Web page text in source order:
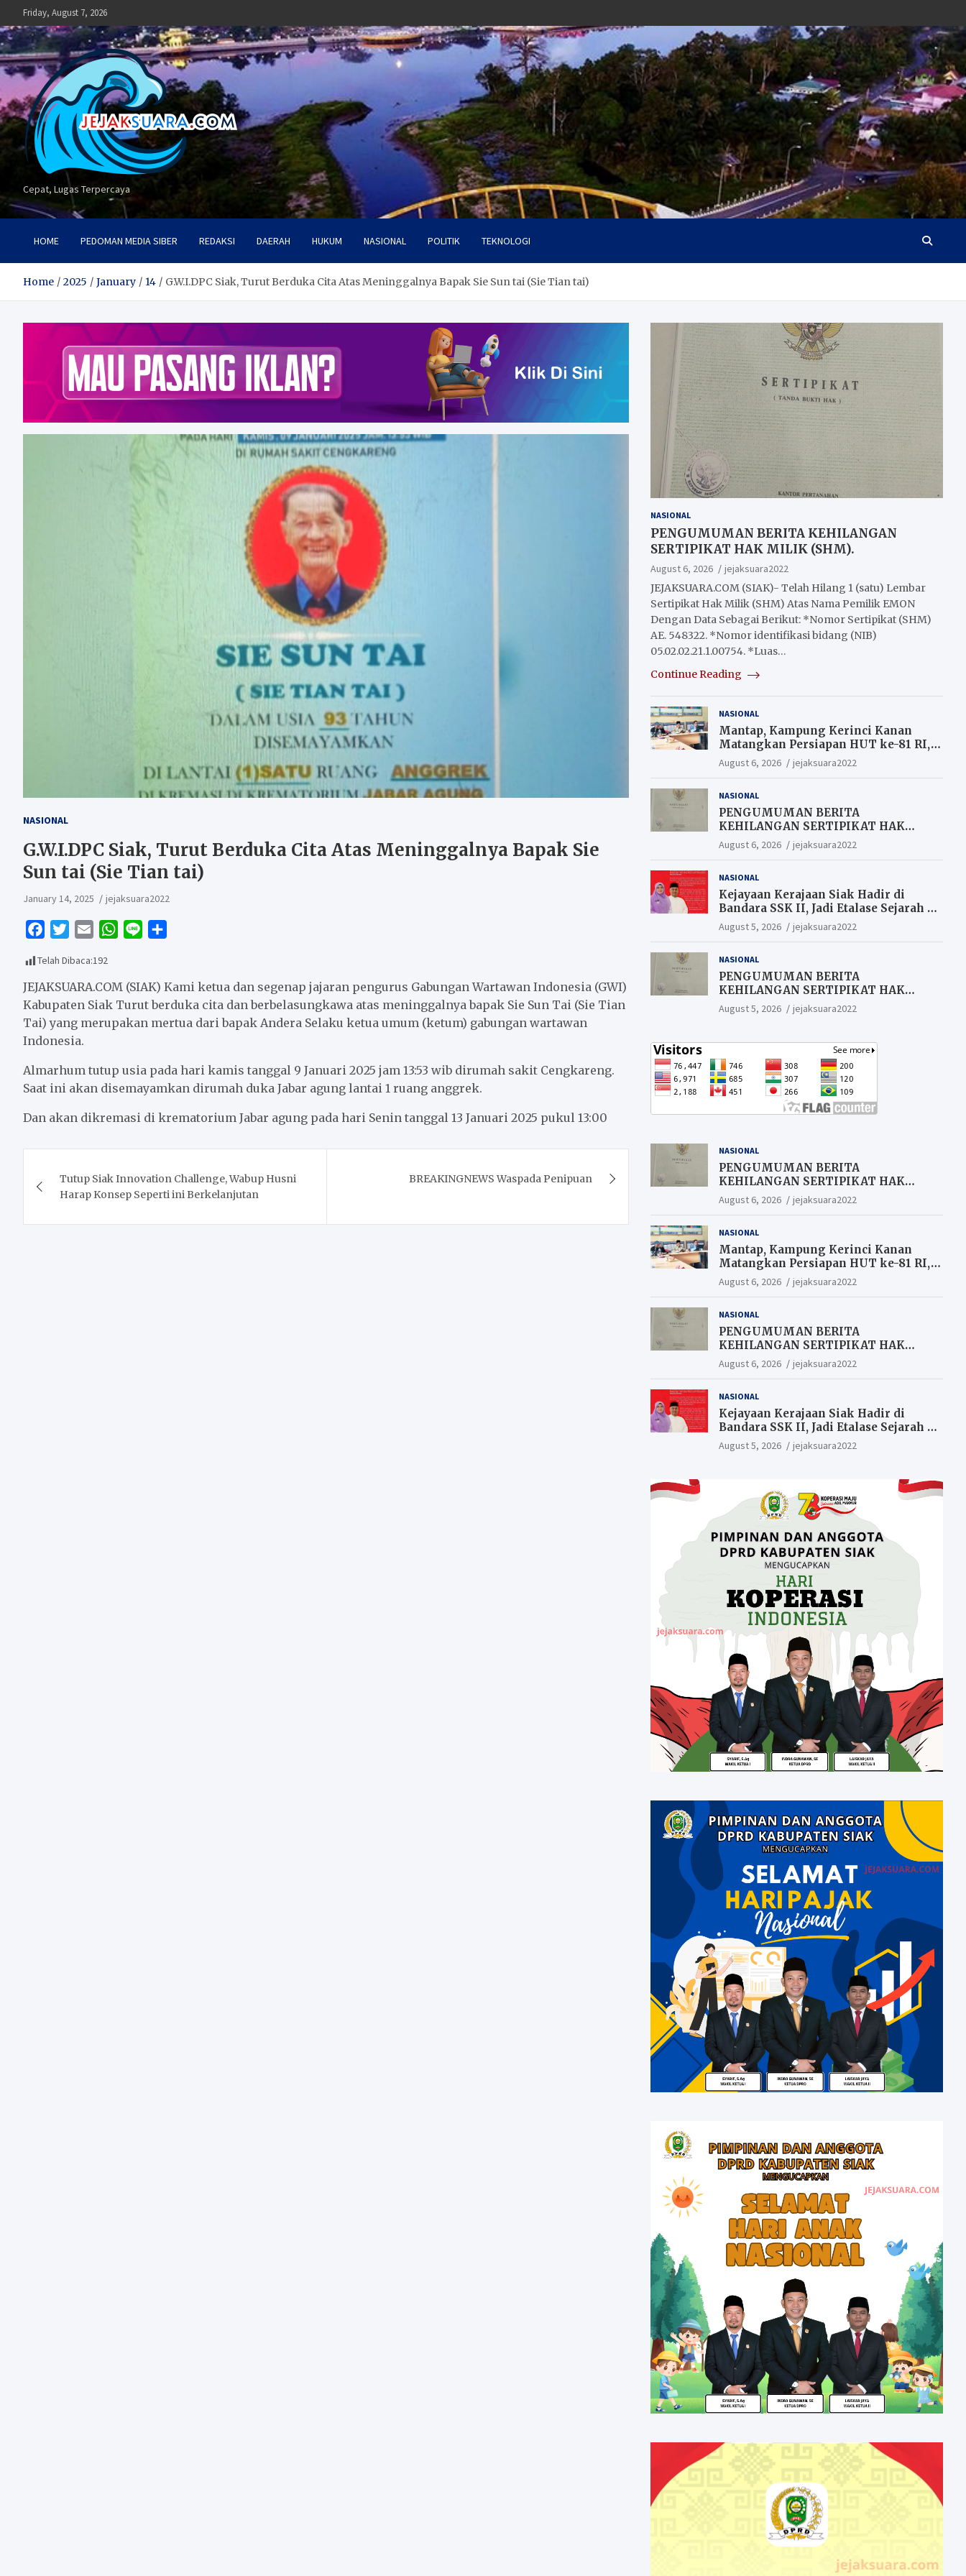
to
content
Friday, August 7, 2026
Cepat, Lugas Terpercaya
HOME PEDOMAN MEDIA SIBER REDAKSI DAERAH HUKUM NASIONAL POLITIK TEKNOLOGI
Home 2025 January 14 G.W.I.DPC Siak, Turut Berduka Cita Atas Meninggalnya Bapak Sie Sun tai (Sie Tian tai)
NASIONAL
G.W.I.DPC Siak, Turut Berduka Cita Atas Meninggalnya Bapak Sie
Sun tai (Sie Tian tai)
January 14, 2025 jejaksuara2022
c
e
b
o
o
i
t
t
e
r
a
i
l
W
t
s
A
e
r
e
Telah Dibaca:192
JEJAKSUARA.COM (SIAK) Kami ketua dan segenap jajaran pengurus Gabungan Wartawan Indonesia (GWI)
Kabupaten Siak Turut berduka cita dan berbelasungkawa atas meninggalnya bapak Sie Sun Tai (Sie Tian
Tai) yang merupakan mertua dari bapak Andera Selaku ketua umum (ketum) gabungan wartawan
Indonesia.
Almarhum tutup usia pada hari kamis tanggal 9 Januari 2025 jam 13:53 wib dirumah sakit Cengkareng.
Saat ini akan disemayamkan dirumah duka Jabar agung lantai 1 ruang anggrek.
Dan akan dikremasi di krematorium Jabar agung pada hari Senin tanggal 13 Januari 2025 pukul 13:00
navigation
Tutup Siak Innovation Challenge, Wabup Husni
Harap Konsep Seperti ini Berkelanjutan
BREAKINGNEWS Waspada Penipuan
NASIONAL
PENGUMUMAN BERITA KEHILANGAN
SERTIPIKAT HAK MILIK (SHM).
August 6, 2026
jejaksuara2022
JEJAKSUARA.COM (SIAK)- Telah Hilang 1 (satu) Lembar
Sertipikat Hak Milik (SHM) Atas Nama Pemilik EMON
Dengan Data Sebagai Berikut: *Nomor Sertipikat (SHM)
AE. 548322. *Nomor identifikasi bidang (NIB)
05.02.02.21.1.00754. *Luas…
Continue Reading
NASIONAL
Mantap, Kampung Kerinci Kanan
Matangkan Persiapan HUT ke-81 RI,
Warga yang ikut Upacara
Berkesempatan Raih Hadiah
August 6, 2026 jejaksuara2022
NASIONAL
PENGUMUMAN BERITA
KEHILANGAN SERTIPIKAT HAK
MILIK (SHM).
August 6, 2026 jejaksuara2022
NASIONAL
Kejayaan Kerajaan Siak Hadir di
Bandara SSK II, Jadi Etalase Sejarah di
Gerbang Riau
August 5, 2026 jejaksuara2022
NASIONAL
PENGUMUMAN BERITA
KEHILANGAN SERTIPIKAT HAK
MILIK (SHM).
August 5, 2026 jejaksuara2022
NASIONAL
PENGUMUMAN BERITA
KEHILANGAN SERTIPIKAT HAK
MILIK (SHM).
August 6, 2026 jejaksuara2022
NASIONAL
Mantap, Kampung Kerinci Kanan
Matangkan Persiapan HUT ke-81 RI,
Warga yang ikut Upacara
Berkesempatan Raih Hadiah
August 6, 2026 jejaksuara2022
NASIONAL
PENGUMUMAN BERITA
KEHILANGAN SERTIPIKAT HAK
MILIK (SHM).
August 6, 2026 jejaksuara2022
NASIONAL
Kejayaan Kerajaan Siak Hadir di
Bandara SSK II, Jadi Etalase Sejarah di
Gerbang Riau
August 5, 2026 jejaksuara2022